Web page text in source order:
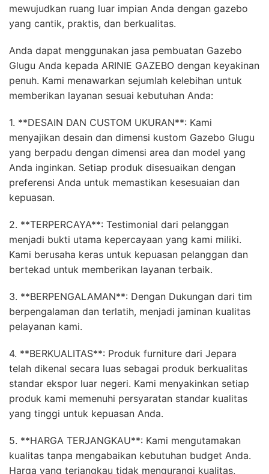
mewujudkan ruang luar impian Anda dengan gazebo
yang cantik, praktis, dan berkualitas.
Anda dapat menggunakan jasa pembuatan Gazebo
Glugu Anda kepada ARINIE GAZEBO dengan keyakinan
penuh. Kami menawarkan sejumlah kelebihan untuk
memberikan layanan sesuai kebutuhan Anda:
1. **DESAIN DAN CUSTOM UKURAN**: Kami
menyajikan desain dan dimensi kustom Gazebo Glugu
yang berpadu dengan dimensi area dan model yang
Anda inginkan. Setiap produk disesuaikan dengan
preferensi Anda untuk memastikan kesesuaian dan
kepuasan.
2. **TERPERCAYA**: Testimonial dari pelanggan
menjadi bukti utama kepercayaan yang kami miliki.
Kami berusaha keras untuk kepuasan pelanggan dan
bertekad untuk memberikan layanan terbaik.
3. **BERPENGALAMAN**: Dengan Dukungan dari tim
berpengalaman dan terlatih, menjadi jaminan kualitas
pelayanan kami.
4. **BERKUALITAS**: Produk furniture dari Jepara
telah dikenal secara luas sebagai produk berkualitas
standar ekspor luar negeri. Kami menyakinkan setiap
produk kami memenuhi persyaratan standar kualitas
yang tinggi untuk kepuasan Anda.
5. **HARGA TERJANGKAU**: Kami mengutamakan
kualitas tanpa mengabaikan kebutuhan budget Anda.
Harga yang terjangkau tidak mengurangi kualitas,